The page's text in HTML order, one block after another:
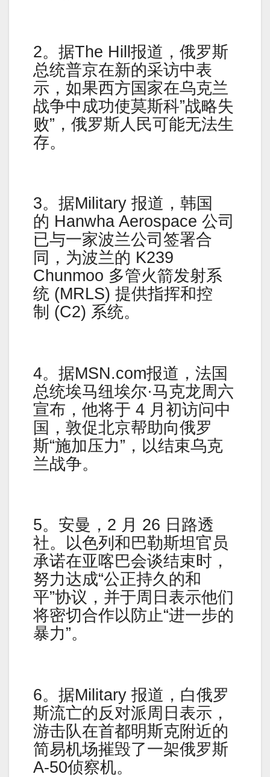
2。据The Hill报道，俄罗斯
总统普京在新的采访中表
示，如果西方国家在乌克兰
战争中成功使莫斯科”战略失
败”，俄罗斯人民可能无法生
存。
3。据Military 报道，韩国
的 Hanwha Aerospace 公司
已与一家波兰公司签署合
同，为波兰的 K239
Chunmoo 多管火箭发射系
统 (MRLS) 提供指挥和控
制 (C2) 系统。
4。据MSN.com报道，法国
总统埃马纽埃尔·马克龙周六
宣布，他将于 4 月初访问中
国，敦促北京帮助向俄罗
斯“施加压力”，以结束乌克
兰战争。
5。安曼，2 月 26 日路透
社。以色列和巴勒斯坦官员
承诺在亚喀巴会谈结束时，
努力达成“公正持久的和
平”协议，并于周日表示他们
将密切合作以防止“进一步的
暴力”。
6。据Military 报道，白俄罗
斯流亡的反对派周日表示，
游击队在首都明斯克附近的
简易机场摧毁了一架俄罗斯
A-50侦察机。